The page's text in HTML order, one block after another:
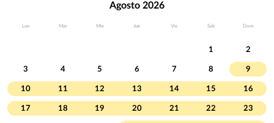
Agosto 2026
Lun Mar Mie Jue Vie Sab Dom
1 2
3 4 5 6 7 8 9
10 11 12 13 14 15 16
17 18 19 20 21 22 23